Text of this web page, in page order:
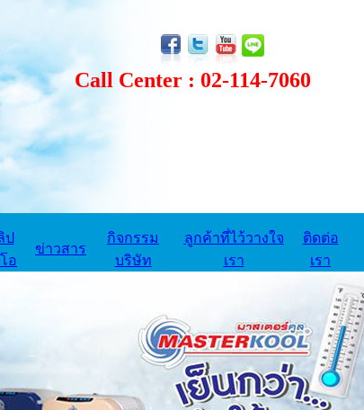
Call Center : 02-114-7060
ป
อ
ข่าวสาร
กิจกรรม
บริษัท
ลูกค้าที่ไว้วางใจ
เรา
ติดต่อ
เรา